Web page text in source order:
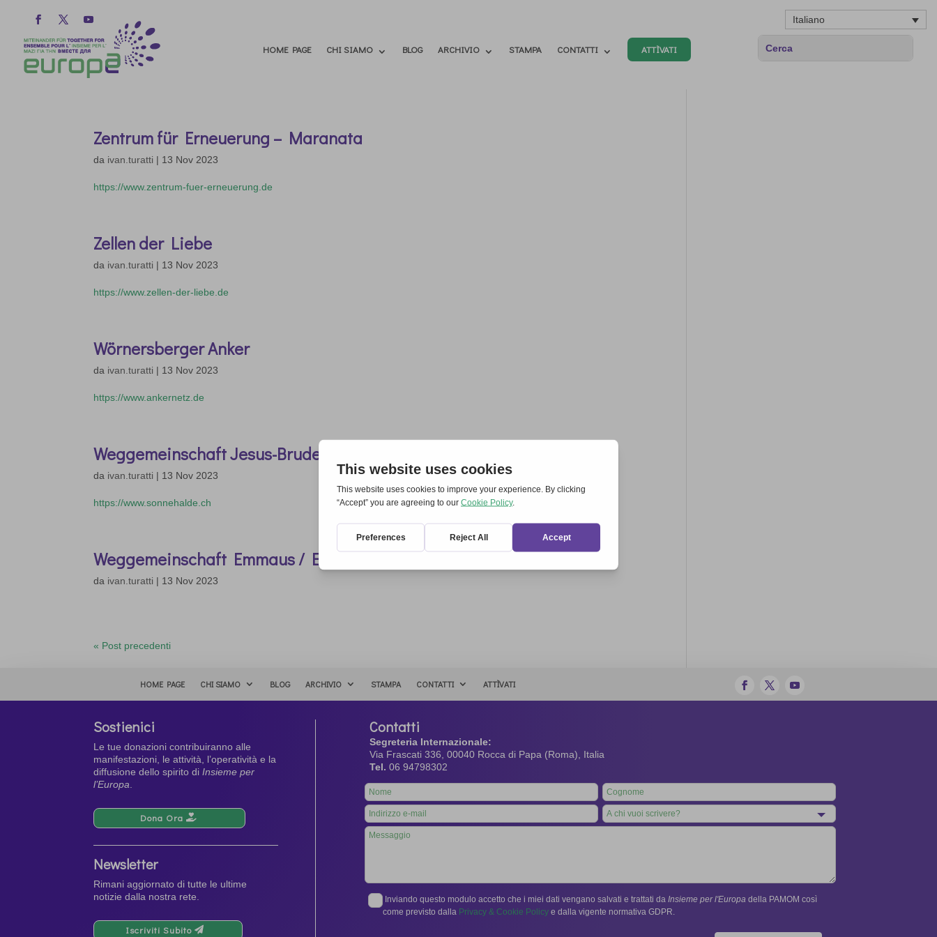
Italiano
HOME PAGE CHI SIAMO BLOG ARCHIVIO STAMPA CONTATTI ATTÌVATI
Zentrum für Erneuerung – Maranata
da ivan.turatti | 13 Nov 2023
https://www.zentrum-fuer-erneuerung.de
Zellen der Liebe
da ivan.turatti | 13 Nov 2023
https://www.zellen-der-liebe.de
Wörnersberger Anker
da ivan.turatti | 13 Nov 2023
https://www.ankernetz.de
Weggemeinschaft Jesus-Bruderschaft
da ivan.turatti | 13 Nov 2023
https://www.sonnehalde.ch
Weggemeinschaft Emmaus / Emmauskreise.V.
da ivan.turatti | 13 Nov 2023
« Post precedenti
HOME PAGE CHI SIAMO BLOG ARCHIVIO STAMPA CONTATTI ATTÌVATI
Sostienici
Le tue donazioni contribuiranno alle
manifestazioni, le attività, l’operatività e la
diffusione dello spirito diInsieme per
l’Europa.
Dona Ora
Newsletter
Rimani aggiornato di tutte le ultime
notizie dalla nostra rete.
Iscriviti Subito
Contatti
Segreteria Internazionale:
Via Frascati 336, 00040 Rocca di Papa (Roma), Italia
Tel. 06 94798302
Leave
this
field
blank
Inviando questo modulo accetto che i miei dati vengano salvati e trattati daInsieme per l'Europa della PAMOM così
come previsto dalla Privacy & Cookie Policye dalla vigente normativa GDPR.